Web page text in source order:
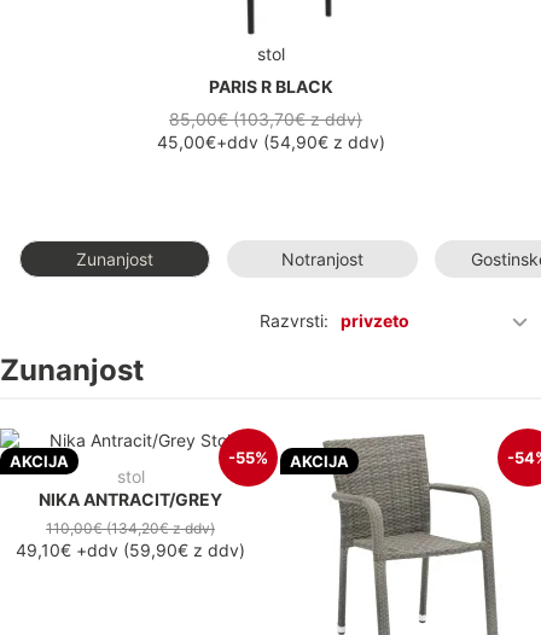
stol
PARIS R BLACK
85,00€ (103,70€z ddv)
45,00€+ddv(54,90€z ddv)
Zunanjost Notranjost
Razvrsti: privzeto
Zunanjost
AKCIJA -55%
stol
NIKA ANTRACIT/GREY
110,00€(134,20€z ddv)
49,10€ +ddv (59,90€ z ddv)
AKCIJA -